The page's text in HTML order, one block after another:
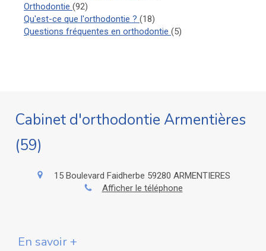
Orthodontie (92)
Qu'est-ce que l'orthodontie ? (18)
Questions fréquentes en orthodontie (5)
Cabinet d'orthodontie Armentières
(59)
15 Boulevard Faidherbe 59280 ARMENTIERES
Afficher le téléphone
En savoir +